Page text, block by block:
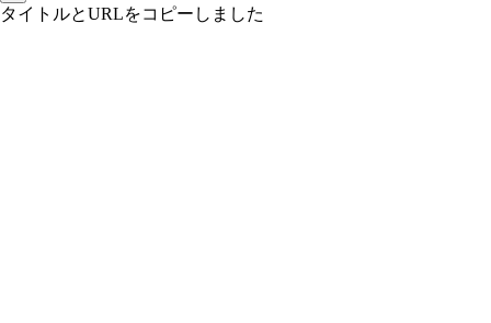
タイトルとURLをコピーしました